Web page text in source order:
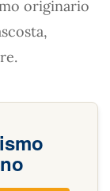
originario